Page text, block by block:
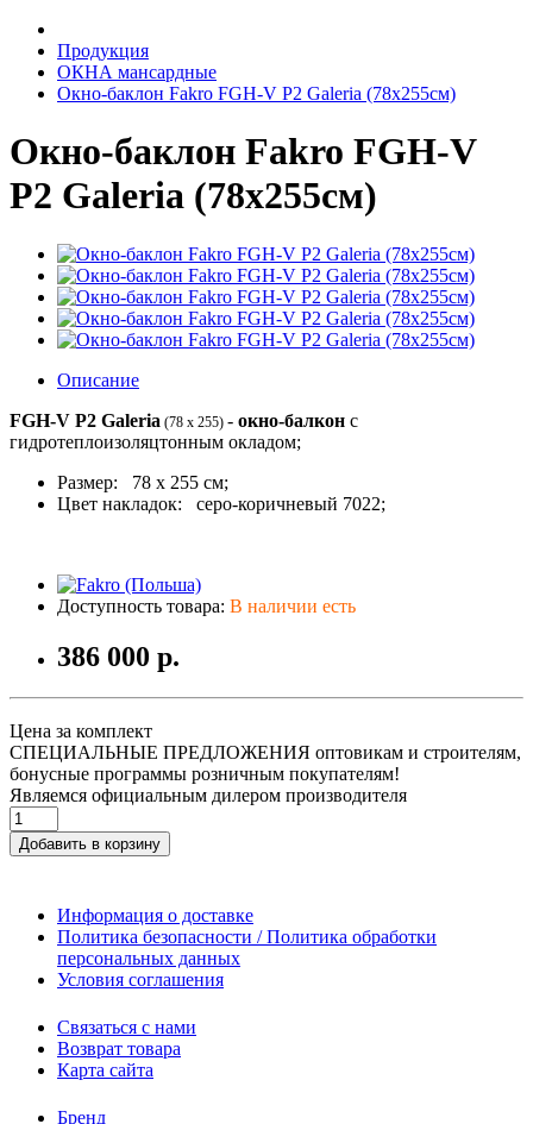
Продукция
ОКНА мансардные
Окно-баклон Fakro FGH-V P2 Galeria (78x255см)
Окно-баклон Fakro FGH-V
P2 Galeria (78x255см)
Описание
FGH-V P2 Galeria (78 x 255) - окно-балкон с
гидротеплоизоляцтонным окладом;
Размер: 78 х 255 см;
Цвет накладок: серо-коричневый 7022;
Доступность товара: В наличии есть
386 000 р.
Цена за комплект
СПЕЦИАЛЬНЫЕ ПРЕДЛОЖЕНИЯ оптовикам и строителям,
бонусные программы розничным покупателям!
Являемся официальным дилером производителя
Добавить в корзину
Информация о доставке
Политика безопасности / Политика обработки
персональных данных
Условия соглашения
Связаться с нами
Возврат товара
Карта сайта
Бренд